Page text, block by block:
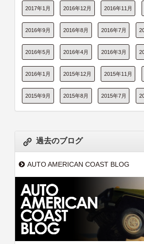
2017年1月 2016年12月 2016年11月
2016年9月 2016年8月 2016年7月
2016年5月 2016年4月 2016年3月
2016年1月 2015年12月 2015年11月
2015年9月 2015年8月 2015年7月
過去のブログ
AUTO AMERICAN COAST BLOG